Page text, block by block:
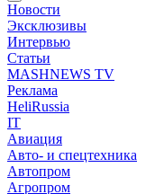
Новости
Эксклюзивы
Интервью
Статьи
MASHNEWS TV
Реклама
HeliRussia
IT
Авиация
Авто- и спецтехника
Автопром
Агропром